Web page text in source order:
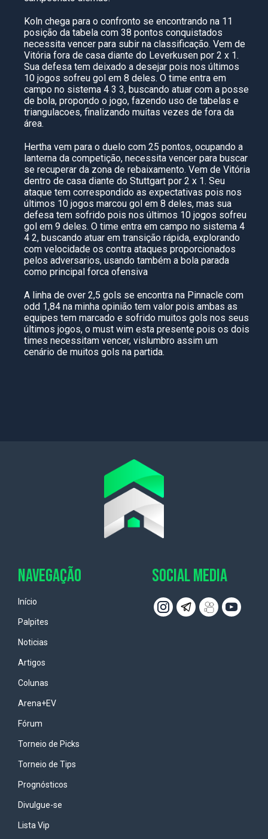
Koln chega para o confronto se encontrando na 11
posição da tabela com 38 pontos conquistados
necessita vencer para subir na classificação. Vem de
Vitória fora de casa diante do Leverkusen por 2 x 1.
Sua defesa tem deixado a desejar pois nos últimos
10 jogos sofreu gol em 8 deles. O time entra em
campo no sistema 4 3 3, buscando atuar com a posse
de bola, propondo o jogo, fazendo uso de tabelas e
triangulacoes, finalizando muitas vezes de fora da
área.
Hertha vem para o duelo com 25 pontos, ocupando a
lanterna da competição, necessita vencer para buscar
se recuperar da zona de rebaixamento. Vem de Vitória
dentro de casa diante do Stuttgart por 2 x 1. Seu
ataque tem correspondido as expectativas pois nos
últimos 10 jogos marcou gol em 8 deles, mas sua
defesa tem sofrido pois nos últimos 10 jogos sofreu
gol em 9 deles. O time entra em campo no sistema 4
4 2, buscando atuar em transição rápida, explorando
com velocidade os contra ataques proporcionados
pelos adversarios, usando também a bola parada
como principal forca ofensiva
A linha de over 2,5 gols se encontra na Pinnacle com
odd 1,84 na minha opinião tem valor pois ambas as
equipes tem marcado e sofrido muitos gols nos seus
últimos jogos, o must wim esta presente pois os dois
times necessitam vencer, vislumbro assim um
cenário de muitos gols na partida.
NAVEGAÇÃO
Início
Palpites
Noticias
Artigos
Colunas
Arena+EV
Fórum
Torneio de Picks
Torneio de Tips
Prognósticos
Divulgue-se
Lista Vip
SOCIAL MEDIA